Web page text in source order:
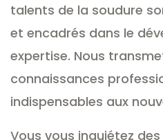
talents de la soudure
et encadrés dans le
expertise. Nous
connaissances
indispensables aux
Vous vous inquiétez